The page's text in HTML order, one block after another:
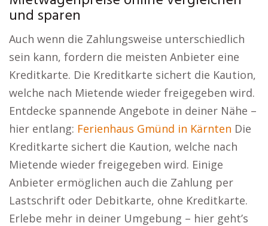
und sparen
Auch wenn die Zahlungsweise unterschiedlich
sein kann, fordern die meisten Anbieter eine
Kreditkarte. Die Kreditkarte sichert die Kaution,
welche nach Mietende wieder freigegeben wird.
Entdecke spannende Angebote in deiner Nähe –
hier entlang: Ferienhaus Gmünd in Kärnten Die
Kreditkarte sichert die Kaution, welche nach
Mietende wieder freigegeben wird. Einige
Anbieter ermöglichen auch die Zahlung per
Lastschrift oder Debitkarte, ohne Kreditkarte.
Erlebe mehr in deiner Umgebung – hier geht’s